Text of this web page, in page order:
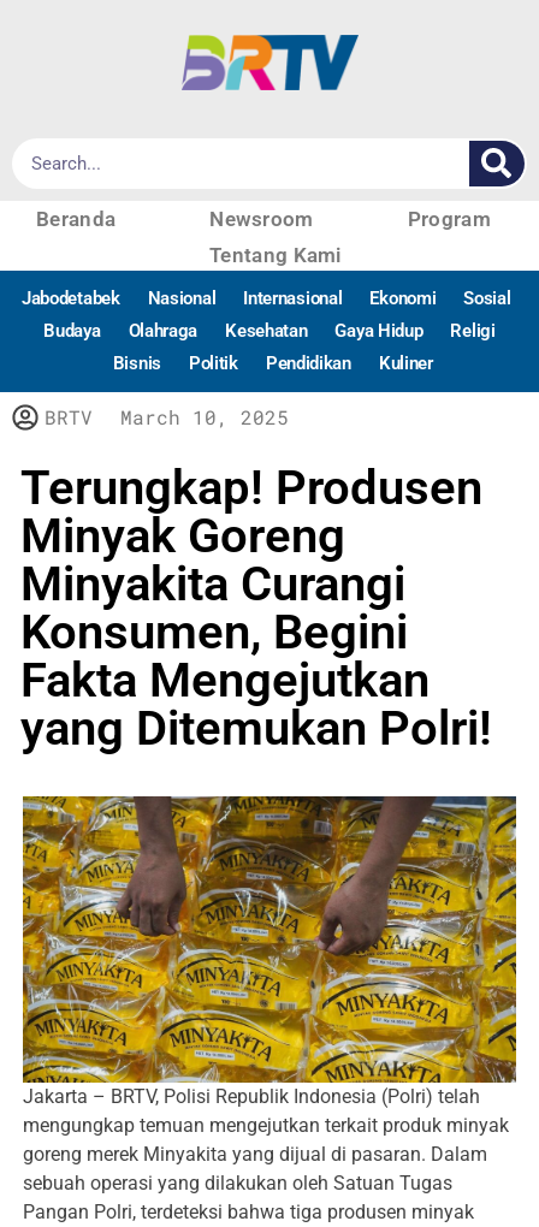
Beranda Newsroom
Program
Tentang Kami
Jabodetabek Nasional Internasional Ekonomi
Sosial
Budaya
Olahraga Kesehatan Gaya Hidup
Religi
Bisnis
Politik Pendidikan Kuliner
BRTV March 10, 2025
Terungkap! Produsen
Minyak Goreng
Minyakita Curangi
Konsumen, Begini
Fakta Mengejutkan
yang Ditemukan Polri!
Jakarta – BRTV, Polisi Republik Indonesia (Polri) telah
mengungkap temuan mengejutkan terkait produk minyak
goreng merek Minyakita yang dijual di pasaran. Dalam
sebuah operasi yang dilakukan oleh Satuan Tugas
Pangan Polri, terdeteksi bahwa tiga produsen minyak